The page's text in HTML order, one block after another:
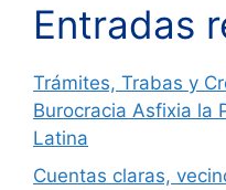
Entradas
Trámites, Trabas y
Burocracia Asfixia la
Latina
Cuentas claras,